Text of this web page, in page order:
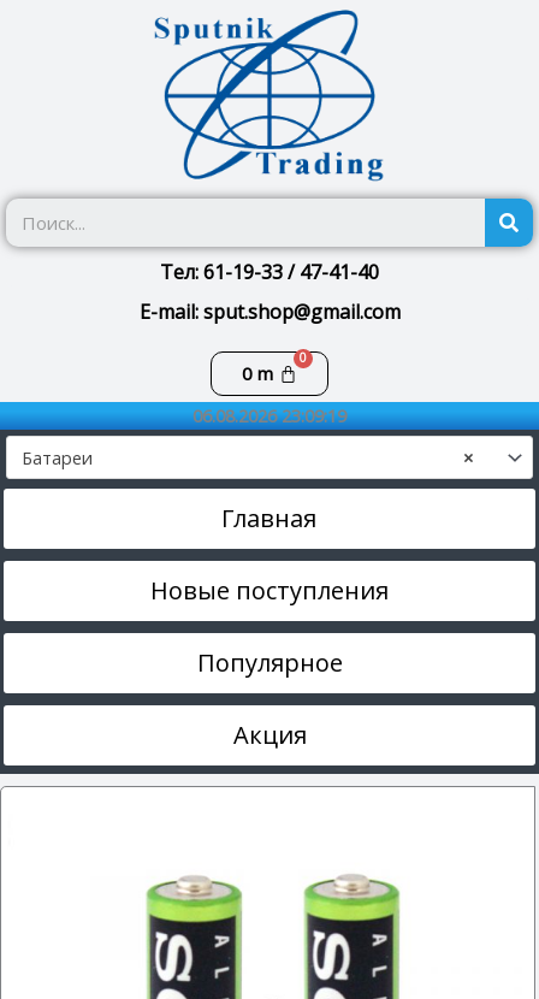
Тел: 61-19-33 / 47-41-40
E-mail: sput.shop@gmail.com
0m
Корзина
06.08.2026 23:09:19
×
Батареи
Главная
Новые поступления
Популярное
Акция